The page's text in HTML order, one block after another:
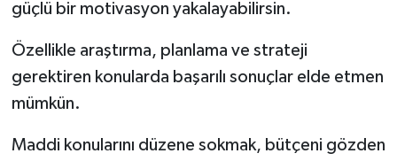
güçlü bir motivasyon yakalayabilirsin.
Özellikle araştırma, planlama ve strateji
gerektiren konularda başarılı sonuçlar elde etmen
mümkün.
Maddi konularını düzene sokmak, bütçeni gözden